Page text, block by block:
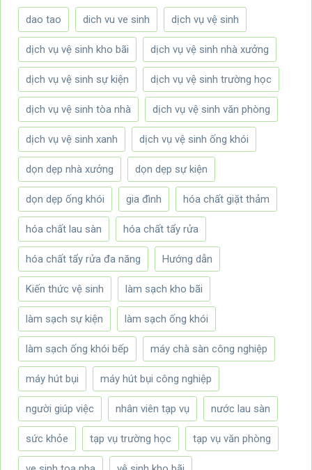
dao tao dich vu ve sinh dịch vụ vệ sinh
dịch vụ vệ sinh kho bãi dịch vụ vệ sinh nhà xưởng
dịch vụ vệ sinh sự kiện dịch vụ vệ sinh trường học
dịch vụ vệ sinh tòa nhà dịch vụ vệ sinh văn phòng
dịch vụ vệ sinh xanh dịch vụ vệ sinh ống khói
dọn dẹp nhà xưởng dọn dẹp sự kiện
dọn dẹp ống khói gia đình hóa chất giặt thảm
hóa chất lau sàn hóa chất tẩy rửa
hóa chất tẩy rửa đa năng Hướng dẫn
Kiến thức vệ sinh làm sạch kho bãi
làm sạch sự kiện làm sạch ống khói
làm sạch ống khói bếp máy chà sàn công nghiệp
máy hút bụi máy hút bụi công nghiệp
người giúp việc nhân viên tạp vụ nước lau sàn
sức khỏe tạp vụ trường học tạp vụ văn phòng